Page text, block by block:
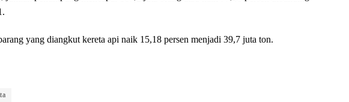
yang diangkut kereta api naik 15,18 persen menjadi 39,7 juta ton.